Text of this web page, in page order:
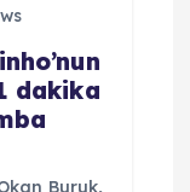
dakika
Buruk,